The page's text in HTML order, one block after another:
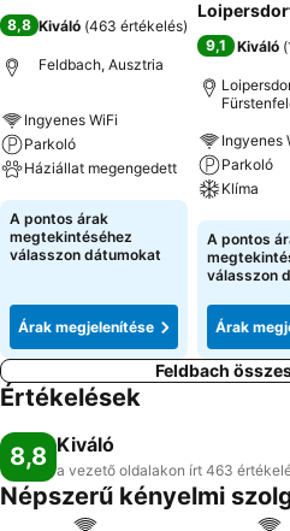
8,8 Kiváló (463 értékelés)
Feldbach, Ausztria
Ingyenes WiFi
Parkoló
Háziállat megengedett
Árak megjelenítése
A pontos árak
megtekintéséhez
válasszon dátumokat
Árak megjelenítése
9,1 Kiváló (
Ingyenes
Parkoló
Klíma
Árak
A pontos
válasszon
Árak
Feldbach
Értékelések
8,8 Kiváló
a vezető oldalakon írt 463
Népszerű kényelmi